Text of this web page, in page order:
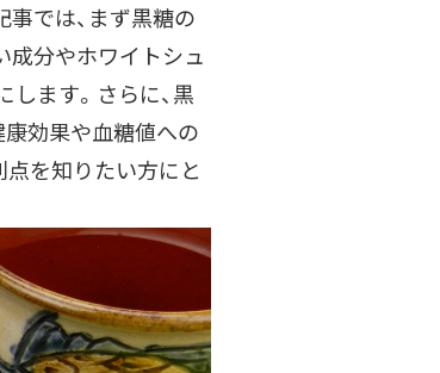
事では、まず黒糖の
成分やホワイトシュ
ます。さらに、黒
効果や血糖値への
点を知りたい方にと